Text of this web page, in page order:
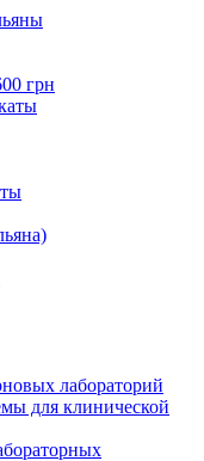
грн
лабораторий
для клинической